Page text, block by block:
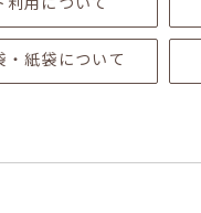
利用について
・紙袋について